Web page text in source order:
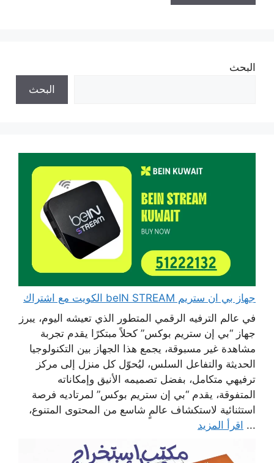
البحث
البحث
جهاز بي ان ستريم beIN STREAM الكويت مع اشتراك
في عالم الترفيه الرقمي المتطور الذي تعيشه اليوم، يبرز
جهاز “بي إن ستريم بوكس” كحلاً مبتكرًا يقدم تجربة
مشاهدة غير مسبوقة، يجمع هذا الجهاز بين التكنولوجيا
الحديثة والتفاعل السلس، ليُحوّل كل منزل إلى مركز
ترفيهي متكامل، بفضل تصميمه الأنيق وإمكاناته
المتفوقة، يقدم “بي إن ستريم بوكس” لمرتاديه فرصة
استثنائية لاستكشاف عالمٍ شاسع من المحتوى المتنوع،
... اقرأ المزيد